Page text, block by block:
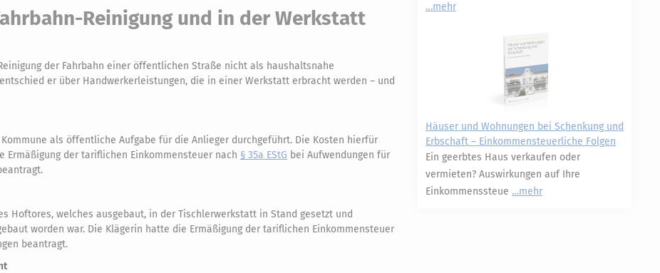
Reinigung und in der Werkstatt
der Fahrbahn einer öffentlichen Straße nicht als haushaltsnahe
er über Handwerkerleistungen, die in einer Werkstatt erbracht werden – und
als öffentliche Aufgabe für die Anlieger durchgeführt. Die Kosten hierfür
der tariflichen Einkommensteuer nach § 35a EStG bei Aufwendungen für
Hoftores, welches ausgebaut, in der Tischlerwerkstatt in Stand gesetzt und
worden war. Die Klägerin hatte die Ermäßigung der tariflichen Einkommensteuer
beantragt.
mehr
Häuser und Wohnungen bei Schenkung und
Erbschaft – Einkommensteuerliche Folgen
Ein geerbtes Haus verkaufen oder
vermieten? Auswirkungen auf Ihre
Einkommenssteue
mehr